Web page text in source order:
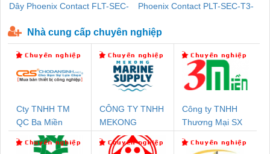
Dây Phoenix Contact FLT-SEC-
Phoenix Contact PLT-SEC-T3-
Nhà cung cấp chuyên nghiệp
Cty TNHH TM
QC Ba Miền
CÔNG TY TNHH
MEKONG
MARINE
SUPPLY
Công ty TNHH
Thương Mại SX